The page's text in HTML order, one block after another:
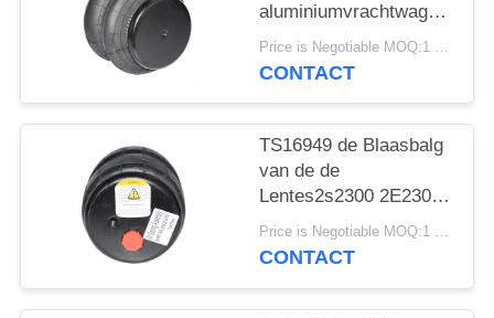
aluminiumvrachtwagen
van de de
Luchtblaasbalg de Auto
Price is Negotiable MOQ:1 PC
CONTACT
TS16949 de Blaasbalg
van de de
Lentes2s2300 2E2300
Lucht van de
vrachtwagenlucht
Price is Negotiable MOQ:1 PC
CONTACT